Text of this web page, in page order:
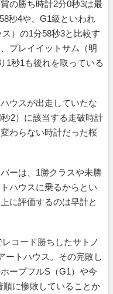
の勝ち時計2分0秒3は最
秒4や、G1級といわれ
）の1分58秒3と比較す
プレイイットサム（明
1秒1も後れを取っている
ウスが出走していたな
2）に該当する走破時計
わらない時計だった桜
ーは、1勝クラスや未勝
ハウスに乗るからとい
に評価するのは早計と
コード勝ちしたサトノ
ートハウス。その完敗し
ープフルS（G1）や今
に惨敗していることか